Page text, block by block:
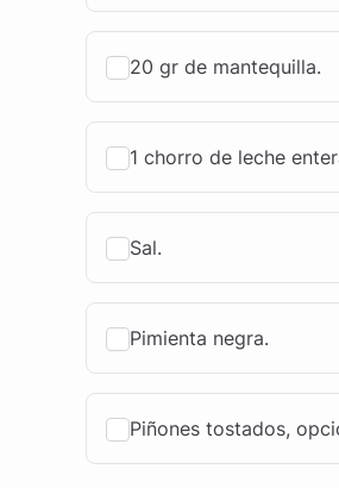
20 gr de mantequilla.
1 chorro de leche
Sal.
Pimienta negra.
Piñones tostados,